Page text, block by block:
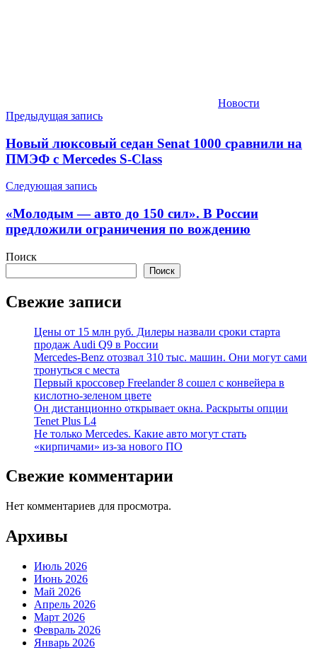
Новости
Навигация
по
записям
Предыдущая запись
Новый люксовый седан Senat 1000 сравнили на
ПМЭФ с Mercedes S-Class
Следующая запись
«Молодым — авто до 150 сил». В России
предложили ограничения по вождению
Поиск
Поиск
Свежие записи
Цены от 15 млн руб. Дилеры назвали сроки старта
продаж Audi Q9 в России
Mercedes-Benz отозвал 310 тыс. машин. Они могут сами
тронуться с места
Первый кроссовер Freelander 8 сошел с конвейера в
кислотно-зеленом цвете
Он дистанционно открывает окна. Раскрыты опции
Tenet Plus L4
Не только Mercedes. Какие авто могут стать
«кирпичами» из-за нового ПО
Свежие комментарии
Нет комментариев для просмотра.
Архивы
Июль 2026
Июнь 2026
Май 2026
Апрель 2026
Март 2026
Февраль 2026
Январь 2026